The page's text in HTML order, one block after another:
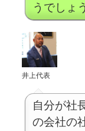
うでしょ
井上代表
自分が社
の会社の